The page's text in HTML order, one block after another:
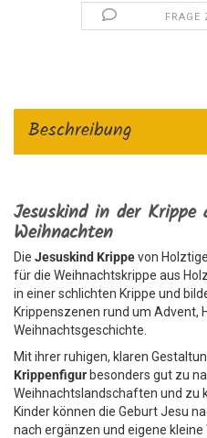
FRAGE
Beschreibung
Jesuskind in der
Weihnachten
Die Jesuskind Krippevon
für die Weihnachtskrippe aus
in einer schlichten Krippe und
Krippenszenen rund um Advent,
Weihnachtsgeschichte.
Mit ihrer ruhigen, klaren
Krippenfigur besonders gut zu
Weihnachtslandschaften und zu
Kinder können die Geburt Jesu
nach ergänzen und eigene